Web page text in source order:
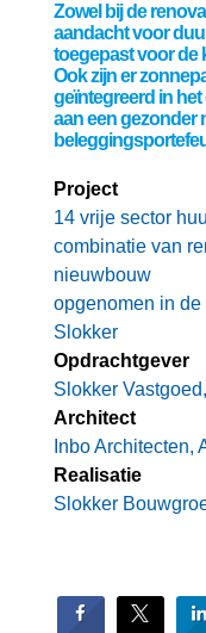
Zowel bij de
aandacht voor
toegepast voor de
Ook zijn er
geïntegreerd in het
aan een gezonder
Project
14 vrije sector
combinatie van
nieuwbouw
opgenomen in
Slokker
Opdrachtgever
Slokker
Architect
Inbo Architecten,
Realisatie
Slokker